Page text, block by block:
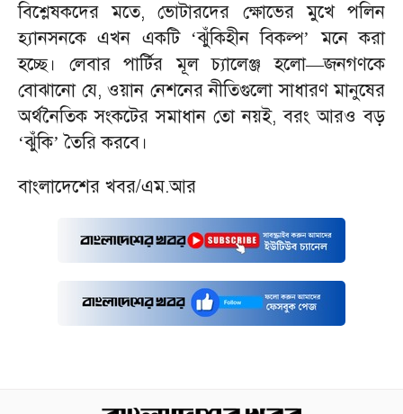
বিশ্লেষকদের মতে, ভোটারদের ক্ষোভের মুখে পলিন
হ্যানসনকে এখন একটি ‘ঝুঁকিহীন বিকল্প’ মনে করা
হচ্ছে। লেবার পার্টির মূল চ্যালেঞ্জ হলো—জনগণকে
বোঝানো যে, ওয়ান নেশনের নীতিগুলো সাধারণ মানুষের
অর্থনৈতিক সংকটের সমাধান তো নয়ই, বরং আরও বড়
‘ঝুঁকি’ তৈরি করবে।
বাংলাদেশের খবর/এম.আর